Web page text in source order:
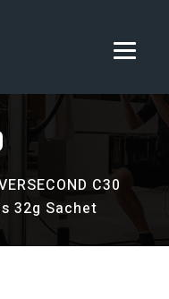
C30
32g Sachet